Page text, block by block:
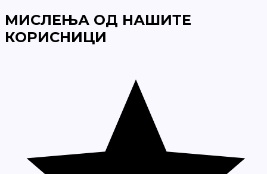
МИСЛЕЊА ОД НАШИТЕ
КОРИСНИЦИ